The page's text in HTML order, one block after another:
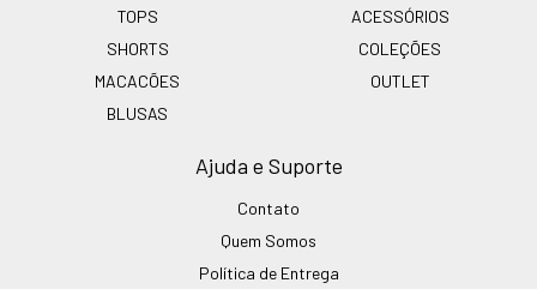
TOPS
SHORTS
MACACÕES
BLUSAS
ACESSÓRIOS
COLEÇÕES
OUTLET
Ajuda e Suporte
Contato
Quem Somos
Política de Entrega